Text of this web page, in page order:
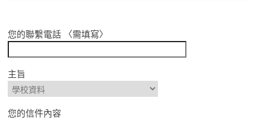
您的聯繫電話 〈需填寫〉
主旨
您的信件內容